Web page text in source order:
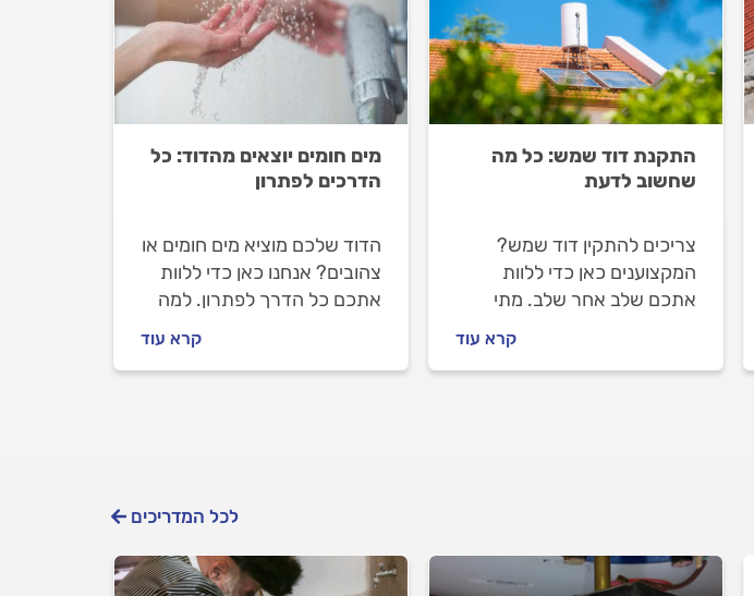
התקנת דוד שמש: כל מה
שחשוב לדעת
צריכים להתקין דוד שמש?
המקצוענים כאן כדי ללוות
אתכם שלב אחר שלב. מתי
חשוב לבדוק לפני שמזמינים
טכנאי דודים וכמה עולה התקנת
קרא עוד
מים חומים יוצאים מהדוד: כל
הדרכים לפתרון
הדוד שלכם מוציא מים חומים או
צהובים? אנחנו כאן כדי ללוות
אתכם כל הדרך לפתרון. למה
עושים לפני שמזמינים טכנאי
דודי שמש מקצועי? המקצוענים
קרא עוד
לכל המדריכים